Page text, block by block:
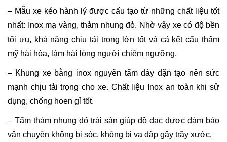
– Mẫu xe kéo hành lý được cấu tạo từ những chất liệu tốt
nhất: Inox mạ vàng, thảm nhung đỏ. Nhờ vậy xe có độ bền
tối ưu, khả năng chịu tải trọng lớn tốt và cả kết cấu thẩm
mỹ hài hòa, làm hài lòng người chiêm ngưỡng.
– Khung xe bằng inox nguyên tấm dày dặn tạo nên sức
mạnh chịu tải trọng cho xe. Chất liệu Inox an toàn khi sử
dụng, chống hoen gỉ tốt.
– Tấm thảm nhung đỏ trải sàn giúp đồ đạc được đảm bảo
vận chuyện không bị sóc, không bị va đập gây trầy xước.